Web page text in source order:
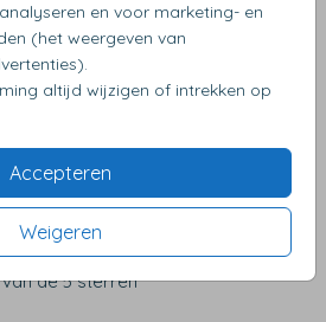
en voor marketing- en
(het weergeven van
altijd wijzigen of intrekken op
Accepteren
Weigeren
van de 5 sterren